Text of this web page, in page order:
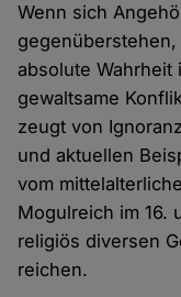
Wenn sich
absolute Wahrheit
gewaltsame
zeugt von
und aktuellen
vom
Mogulreich im 16.
religiös diversen
reichen.